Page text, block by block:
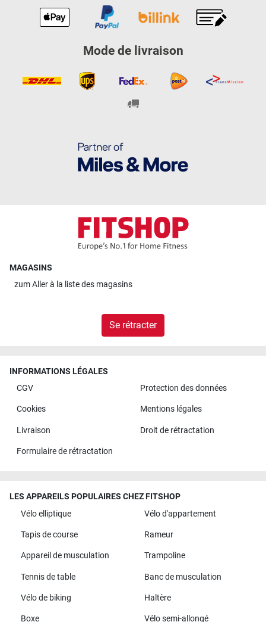
Mode de livraison
MAGASINS
zumAller à la liste des magasins
Se rétracter
INFORMATIONS LÉGALES
CGV
Protection des données
Cookies Mentions légales
Livraison Droit de rétractation
Formulaire de rétractation
LES APPAREILS POPULAIRES CHEZ FITSHOP
Vélo elliptique
Vélo d'appartement
Tapis de course Rameur
Appareil de musculation Trampoline
Tennis de table Banc de musculation
Vélo de biking Haltère
Boxe Vélo semi-allongé